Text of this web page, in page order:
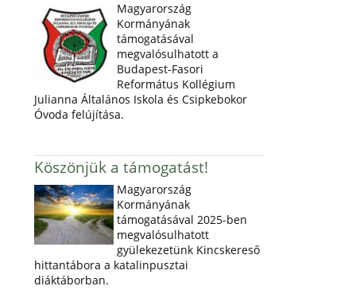
Magyarország
Kormányának
támogatásával
megvalósulhatott a
Budapest-Fasori
Református Kollégium
Julianna Általános Iskola és Csipkebokor
Óvoda felújítása.
Köszönjük a támogatást!
Magyarország
Kormányának
támogatásával 2025-ben
megvalósulhatott
gyülekezetünk Kincskereső
hittantábora a katalinpusztai
diáktáborban.